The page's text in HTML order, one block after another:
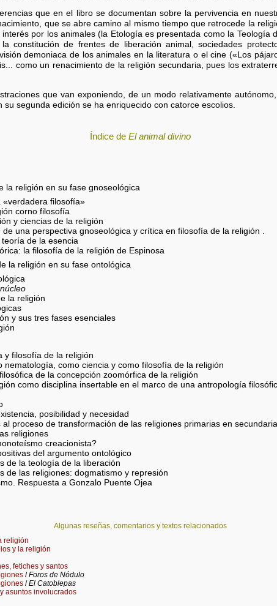
que en el libro se documentan sobre la pervivencia en
que se abre camino al mismo tiempo que retrocede la
por los animales (la Etología es presentada como la Teología
constitución de frentes de liberación animal, sociedades
demoniaca de los animales en la literatura o el cine («Los
como un renacimiento de la religión secundaria, pues los
que van exponiendo, de un modo relativamente
segunda edición se ha enriquecido con catorce escolios.
Índice de El animal divino
la religión en su fase gnoseológica
«verdadera filosofía»
corno filosofía
y ciencias de la religión
una perspectiva gnoseológica y crítica en filosofía de la religión .
de la esencia
la filosofía de la religión de Espinosa
la religión en su fase ontológica
núcleo
la religión
y sus tres fases esenciales
y filosofía de la religión
nematología, como ciencia y como filosofía de la religión
de la concepción zoomórfica de la religión
como disciplina insertable en el marco de una antropología
posibilidad y necesidad
al proceso de transformación de las religiones primarias en
religiones
creacionista?
del argumento ontológico
de la teología de la liberación
de las religiones: dogmatismo y represión
Respuesta a Gonzalo Puente Ojea
Algunas reseñas, comentarios y textos relacionados
religión
y la religión
fetiches y santos
/Foros de Nódulo
/El Catoblepas
asuntos involucrados